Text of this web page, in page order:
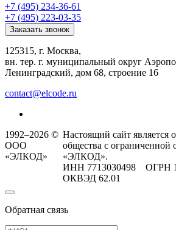
+7 (495) 234-36-61
+7 (495) 223-03-35
Заказать звонок
125315, г. Москва,
вн. тер. г. муниципальный округ
Ленинградский, дом 68, строение 16
contact@elcode.ru
1992–2026 ©
ООО
«ЭЛКОД»
Настоящий сайт является
общества с ограниченной
«ЭЛКОД».
ИНН 7713030498 ОГРН
ОКВЭД 62.01
Обратная связь